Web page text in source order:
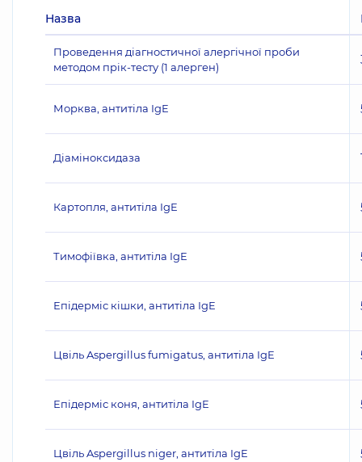
Назва
Проведення діагностичної алергічної проби
методом прік-тесту (1 алерген)
Морква, антитіла IgE
Діаміноксидаза
Картопля, антитіла IgE
Тимофіївка, антитіла IgE
Епідерміс кішки, антитіла IgE
Цвіль Aspergillus fumigatus, антитіла IgE
Епідерміс коня, антитіла IgE
Цвіль Aspergillus niger, антитіла IgE